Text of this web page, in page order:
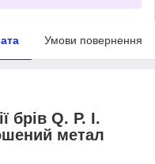
Умови повернення
брів Q. P. I.
метал